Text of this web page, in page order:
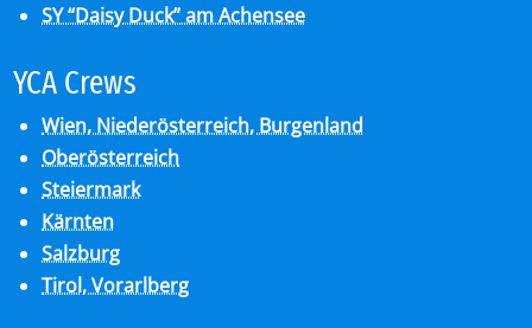
SY “Daisy Duck” am Achensee
YCA Crews
Wien, Niederösterreich, Burgenland
Oberösterreich
Steiermark
Kärnten
Salzburg
Tirol, Vorarlberg